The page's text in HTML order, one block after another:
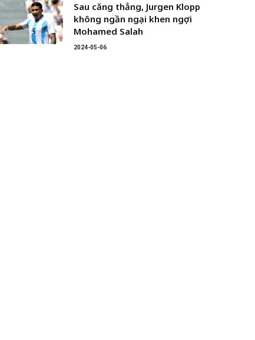
Sau căng thẳng, Jurgen Klopp
không ngần ngại khen ngợi
Mohamed Salah
2024-05-06